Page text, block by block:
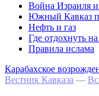
Война Израиля
Южный Кавказ
Нефть и газ
Где отдохнуть
Правила ислама
Карабахское
Вестник Кавказа —